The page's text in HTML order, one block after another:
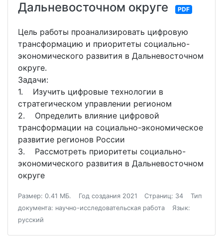
Дальневосточном округе
PDF
Цель работы проанализировать цифровую
трансформацию и приоритеты социально-
экономического развития в Дальневосточном
округе.
Задачи:
1. Изучить цифровые технологии в
стратегическом управлении регионом
2. Определить влияние цифровой
трансформации на социально-экономическое
развитие регионов России
3. Рассмотреть приоритеты социально-
экономического развития в Дальневосточном
округе
Размер: 0.41 МБ. Год создания 2021 Страниц: 34
Тип
документа: научно-исследовательская работа
Язык:
русский